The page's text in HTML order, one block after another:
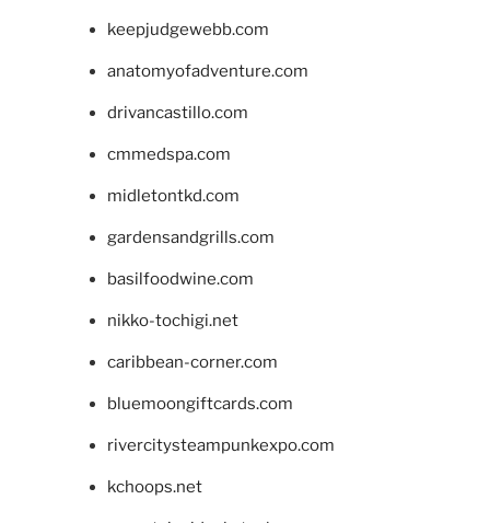
keepjudgewebb.com
anatomyofadventure.com
drivancastillo.com
cmmedspa.com
midletontkd.com
gardensandgrills.com
basilfoodwine.com
nikko-tochigi.net
caribbean-corner.com
bluemoongiftcards.com
rivercitysteampunkexpo.com
kchoops.net